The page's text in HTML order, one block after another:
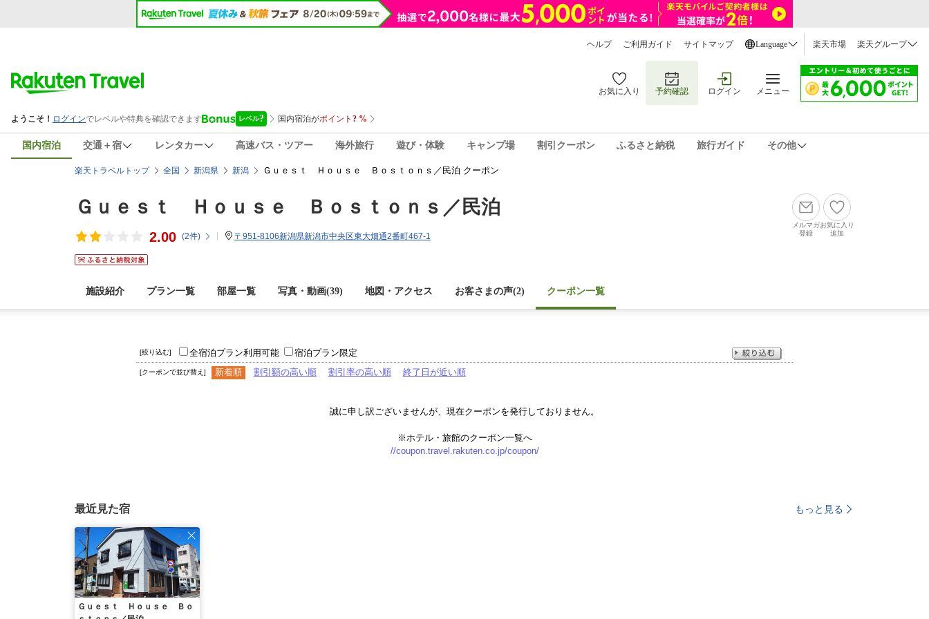
ヘルプ ご利用ガイド サイトマップ Language 楽天市場 楽天グループ
お気に入り 予約確認 ログイン メニュー
国内宿泊 交通＋宿 レンタカー 高速バス・ツアー 海外旅行 遊び・体験 キャンプ場 割引クーポン ふるさと納税 旅行ガイド その他
楽天トラベルトップ 全国 新潟県 新潟 Ｇｕｅｓｔ Ｈｏｕｓｅ Ｂｏｓｔｏｎｓ／民泊 クーポン
Ｇｕｅｓｔ Ｈｏｕｓｅ Ｂｏｓｔｏｎｓ／民泊
2.00 (2件) 〒951-8106新潟県新潟市中央区東大畑通2番町467-1
メルマガ
登録
お気に入り
追加
施設紹介 プラン一覧 部屋一覧 写真・動画(39) 地図・アクセス お客さまの声(2) クーポン一覧
[絞り込む] 全宿泊プラン利用可能 宿泊プラン限定
[クーポンで並び替え] 新着順 割引額の高い順 割引率の高い順 終了日が近い順
誠に申し訳ございませんが、現在クーポンを発行しておりません。
※ホテル・旅館のクーポン一覧へ
//coupon.travel.rakuten.co.jp/coupon/
最近見た宿 もっと見る
Ｇｕｅｓｔ Ｈｏｕｓｅ Ｂｏ